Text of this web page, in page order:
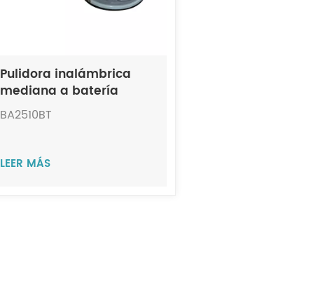
Pulidora inalámbrica
mediana a batería
JIECHI BA2510BT
BA2510BT
LEER MÁS